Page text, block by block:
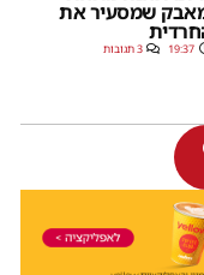
שמסעיר את
19:37 3 תגובות